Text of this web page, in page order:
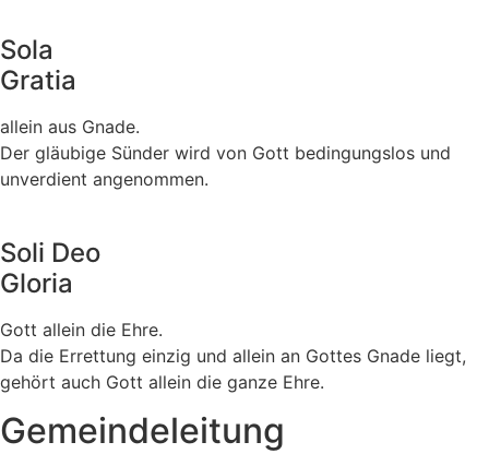
Sola
Gratia
allein aus Gnade.
Der gläubige Sünder wird von Gott bedingungslos und
unverdient angenommen.
Soli Deo
Gloria
Gott allein die Ehre.
Da die Errettung einzig und allein an Gottes Gnade liegt,
gehört auch Gott allein die ganze Ehre.
Gemeindeleitung